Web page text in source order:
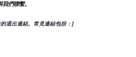
們聯繫。
退出連結。常見連結包括：]